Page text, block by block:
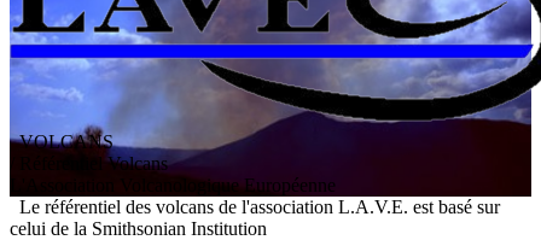
VOLCANS
/ Référentiel Volcans
ssociation V olcanologiqueEuropéenne
Le référentiel des volcans de l'association L.A.V.E. est basé sur
celui de la Smithsonian Institution